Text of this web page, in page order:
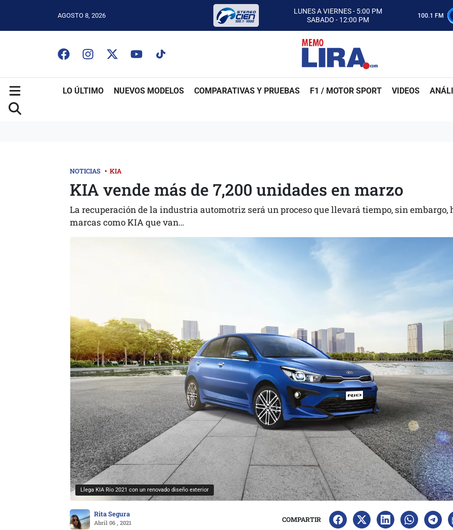
AGOSTO 8, 2026
LUNES A VIERNES - 5:00 PM
SABADO - 12:00 PM
ESCUCHA AUTOS AL CIEN
CON MEMO LIRA Y SU EQUIPO
LUNES A VIERNES - 5:00 PM
SABADO - 12:00 PM
100.1 FM
LO ÚLTIMO NUEVOS MODELOS COMPARATIVAS Y PRUEBAS F1 / MOTOR SPORT VIDEOS
NOTICIAS • KIA
KIA vende más de 7,200 unidades en marzo
La recuperación de la industria automotriz será un proceso que llevará tiempo, sin embargo,
marcas como KIA que van…
Llega KIA Rio 2021 con un renovado diseño exterior
Rita Segura
Abril 06 , 2021 COMPARTIR